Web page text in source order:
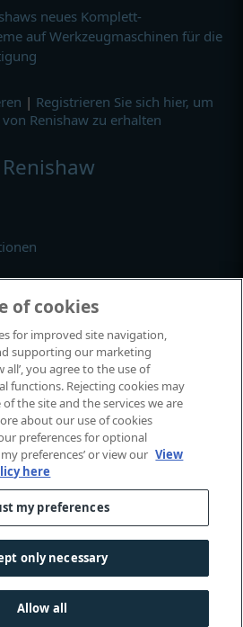
neues Komplett-
auf Werkzeugmaschinen für die
| Registrieren Sie sich hier, um
Renishaw zu erhalten
und Konferenzen
wir teilnehmen
Alle Rechte vorbehalten.
Hinweise und Compliance
of cookies
for improved site navigation,
supporting our marketing
all’, you agree to the use of
functions. Rejecting cookies may
the site and the services we are
about our use of cookies
preferences for optional
preferences’ or view our View
here
my preferences
only necessary
Allow all